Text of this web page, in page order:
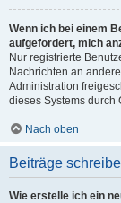
Wenn ich bei einem
aufgefordert, mich
Nur registrierte
Nachrichten an
Administration
dieses Systems durch
Nach oben
Beiträge
Wie erstelle ich ein